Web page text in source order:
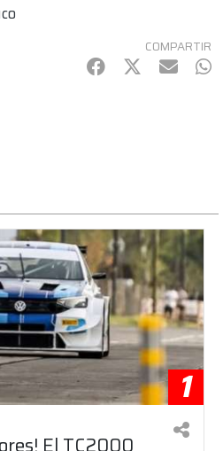
COMPARTIR
Facebook
Twitter
mail
1